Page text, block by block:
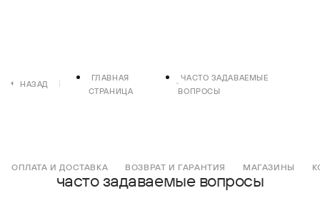
НАЗАД
ГЛАВНАЯ
СТРАНИЦА
ЧАСТО ЗАДАВАЕМЫЕ
ВОПРОСЫ
ОПЛАТА И ДОСТАВКА ВОЗВРАТ И ГАРАНТИЯ МАГАЗИНЫ
часто задаваемые вопросы